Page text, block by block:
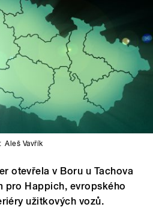
Aleš Vavřík
otevřela v Boru u Tachova
pro Happich, evropského
užitkových vozů.